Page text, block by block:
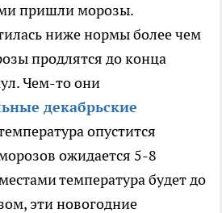
пришли морозы.
ниже нормы более чем
продлятся до конца
Чем-то они
декабрьские
опустится
ожидается 5-8
температура будет до
эти новогодние